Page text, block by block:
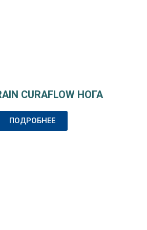
CURAFLOW НОГА
ПОДРОБНЕЕ